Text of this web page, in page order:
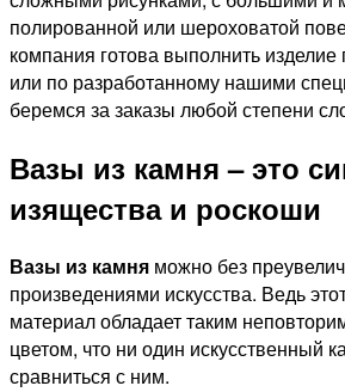
полированной или шероховатой
компания готова выполнить
или по разработанному нашими
беремся за заказы любой степени
Вазы из камня – это
изящества и роскоши
Вазы из камня можно без
произведениями искусства. Ведь
материал обладает таким
цветом, что ни один искусственный
сравниться с ним.